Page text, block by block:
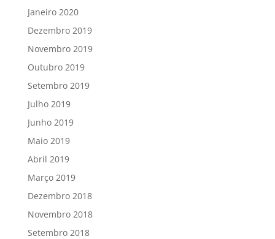
Janeiro 2020
Dezembro 2019
Novembro 2019
Outubro 2019
Setembro 2019
Julho 2019
Junho 2019
Maio 2019
Abril 2019
Março 2019
Dezembro 2018
Novembro 2018
Setembro 2018